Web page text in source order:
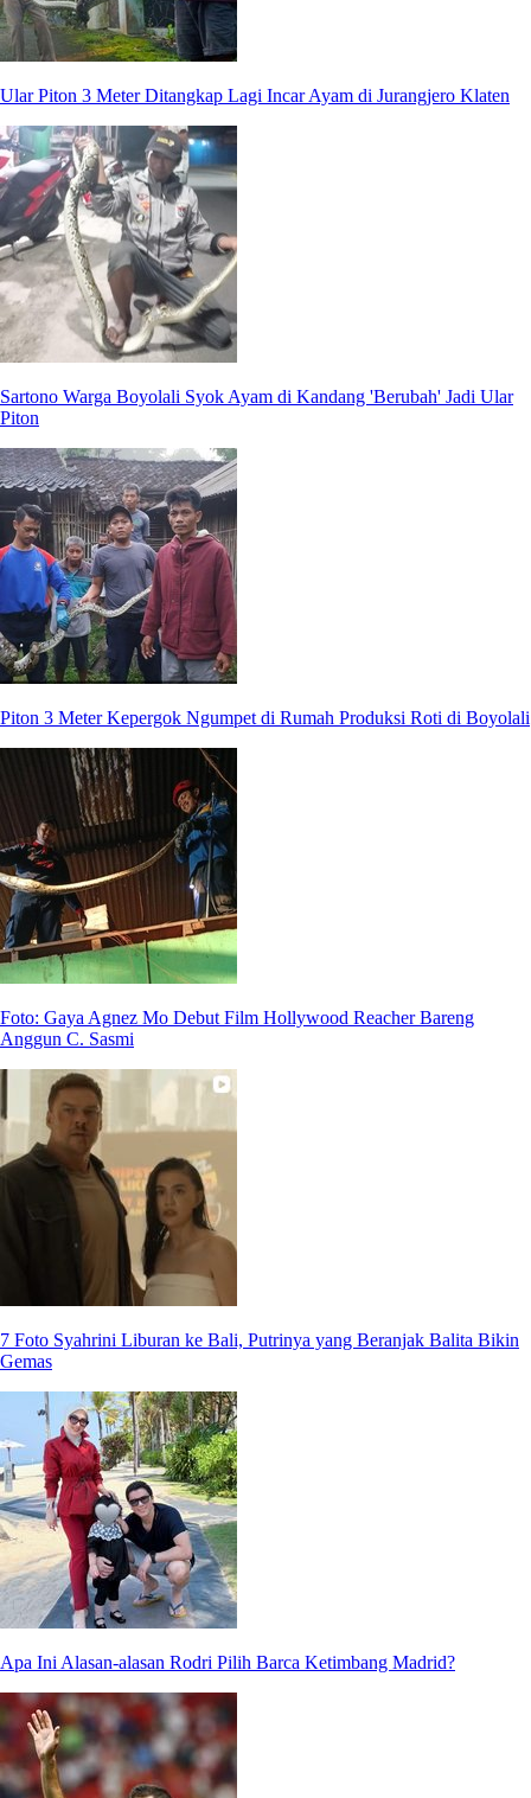
Ular Piton 3 Meter Ditangkap Lagi Incar Ayam di Jurangjero Klaten
Sartono Warga Boyolali Syok Ayam di Kandang 'Berubah' Jadi Ular
Piton
Piton 3 Meter Kepergok Ngumpet di Rumah Produksi Roti di Boyolali
Foto: Gaya Agnez Mo Debut Film Hollywood Reacher Bareng
Anggun C. Sasmi
7 Foto Syahrini Liburan ke Bali, Putrinya yang Beranjak Balita Bikin
Gemas
Apa Ini Alasan-alasan Rodri Pilih Barca Ketimbang Madrid?